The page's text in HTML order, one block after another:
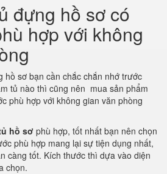
đựng hồ sơ có
hợp với không
hồ sơ bạn cần chắc chắn nhớ trước
tủ nào thì cũng nên mua sản phẩm
phù hợp với không gian văn phòng
hồ sơ phù hợp, tốt nhất bạn nên chọn
phù hợp mang lại sự tiện dụng nhất,
càng tốt. Kích thước thì dựa vào diện
chọn.